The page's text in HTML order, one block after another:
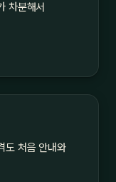
차분해서
도 처음 안내와